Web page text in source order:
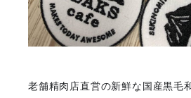
老舗精肉店直営の新鮮な国産黒毛